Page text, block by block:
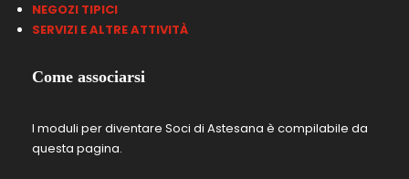
NEGOZI TIPICI
SERVIZI E ALTRE ATTIVITÀ
Come associarsi
I moduli per diventare Soci di Astesana è compilabile da
questa pagina.